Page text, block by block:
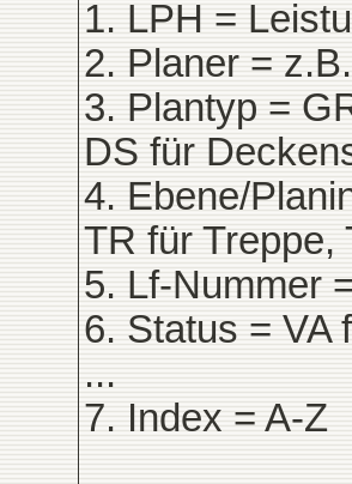
1. LPH =
2. Planer =
3. Plantyp =
DS für
4. Ebene/
TR für Treppe,
5. Lf-Nummer
6. Status = VA
...
7. Index = A-Z